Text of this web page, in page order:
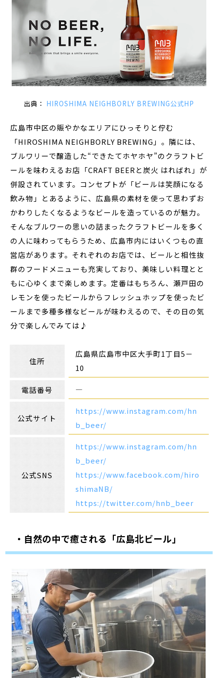
出典： HIROSHIMA NEIGHBORLY BREWING公式HP
広島市中区の賑やかなエリアにひっそりと佇む
「HIROSHIMA NEIGHBORLY BREWING」。隣には、
ブルワリーで醸造した“できたてホヤホヤ”のクラフトビ
ールを味わえるお店「CRAFT BEERと炭火 はればれ」が
併設されています。コンセプトが「ビールは笑顔になる
飲み物」とあるように、広島県の素材を使って思わずお
かわりしたくなるようなビールを造っているのが魅力。
そんなブルワーの思いの詰まったクラフトビールを多く
の人に味わってもらうため、広島市内にはいくつもの直
営店があります。それぞれのお店では、ビールと相性抜
群のフードメニューも充実しており、美味しい料理とと
もに心ゆくまで楽しめます。定番はもちろん、瀬戸田の
レモンを使ったビールからフレッシュホップを使ったビ
ールまで多種多様なビールが味わえるので、その日の気
分で楽しんでみては♪
住所
広島県広島市中区大手町1丁目5－
10
電話番号 ―
公式サイト
https://www.instagram.com/hn
b_beer/
公式SNS
https://www.instagram.com/hn
b_beer/
https://www.facebook.com/hiro
shimaNB/
https://twitter.com/hnb_beer
・自然の中で癒される「広島北ビール」